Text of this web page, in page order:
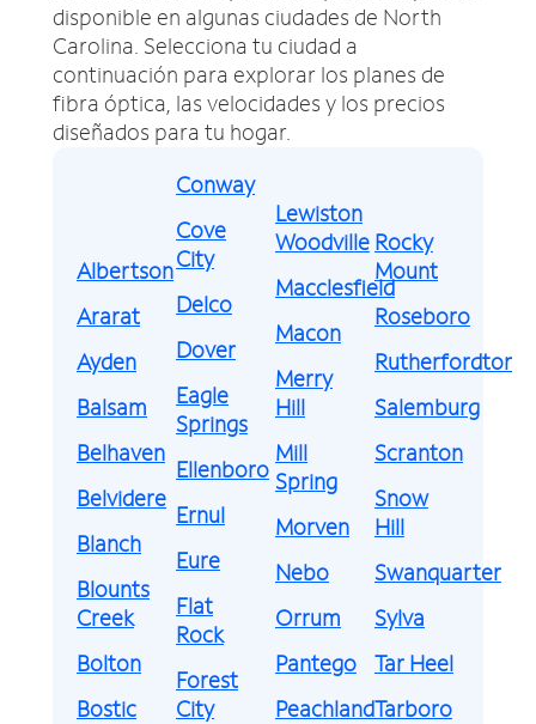
disponible en algunas ciudades de North
Carolina. Selecciona tu ciudad a
continuación para explorar los planes de
fibra óptica, las velocidades y los precios
diseñados para tu hogar.
Albertson
Ararat
Ayden
Balsam
Belhaven
Belvidere
Blanch
Blounts
Creek
Bolton
Bostic
Conway
Cove
City
Delco
Dover
Eagle
Springs
Ellenboro
Ernul
Eure
Flat
Rock
Forest
City
Lewiston
Woodville
Macclesfield
Macon
Merry
Hill
Mill
Spring
Morven
Nebo
Orrum
Pantego
Peachland
Rocky
Mount
Roseboro
Rutherfordton
Salemburg
Scranton
Snow
Hill
Swanquarter
Sylva
Tar Heel
Tarboro